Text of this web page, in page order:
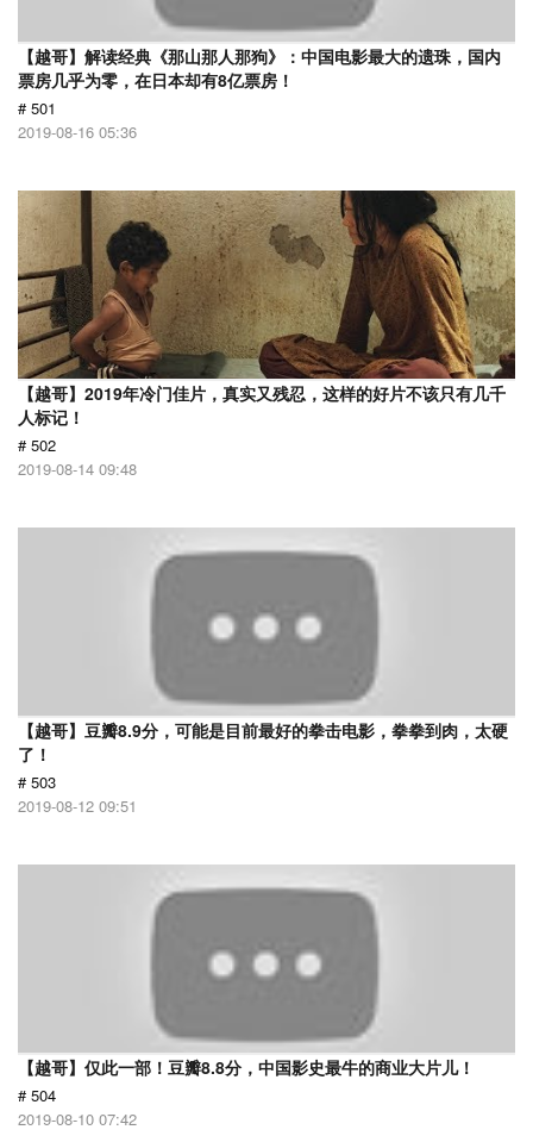
【越哥】解读经典《那山那人那狗》：中国电影最大的遗珠，国内
票房几乎为零，在日本却有8亿票房！
# 501
2019-08-16 05:36
【越哥】2019年冷门佳片，真实又残忍，这样的好片不该只有几千
人标记！
# 502
2019-08-14 09:48
【越哥】豆瓣8.9分，可能是目前最好的拳击电影，拳拳到肉，太硬
了！
# 503
2019-08-12 09:51
【越哥】仅此一部！豆瓣8.8分，中国影史最牛的商业大片儿！
# 504
2019-08-10 07:42